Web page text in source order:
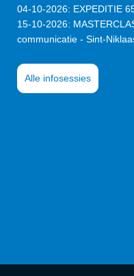
04-10-2026: EXPEDITIE
15-10-2026:
communicatie - Sint-
Alle infosessies